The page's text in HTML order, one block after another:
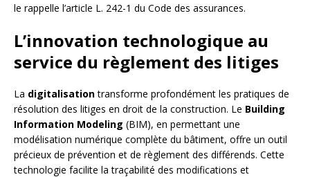
le rappelle l’article L. 242-1 du Code des assurances.
L’innovation technologique au
service du règlement des litiges
La digitalisationtransforme profondément les pratiques de
résolution des litiges en droit de la construction. Le Building
Information Modeling (BIM), en permettant une
modélisation numérique complète du bâtiment, offre un outil
précieux de prévention et de règlement des différends. Cette
technologie facilite la traçabilité des modifications et